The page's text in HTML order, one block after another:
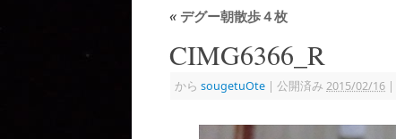
«デグー朝散歩４枚
CIMG6366_R
から sougetuOte | 公開済み 2015/02/16 |